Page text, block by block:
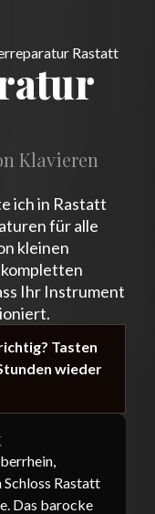
Rastatt
Klavieren
ich in Rastatt
für alle
kleinen
Ihr Instrument
Tasten
wieder
Rastatt
Das barocke